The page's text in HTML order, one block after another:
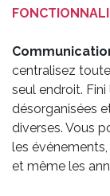
centralisez
seul endroit.
désorganisées
diverses. Vous
les
et même les